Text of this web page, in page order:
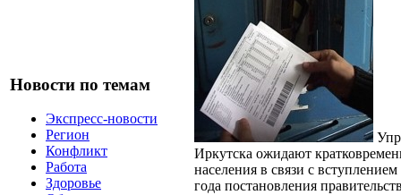
Новости по темам
Экспресс-новости
Регион
Конфликт
Работа
Здоровье
Иркутска ожидают
населения в связи с
года постановления